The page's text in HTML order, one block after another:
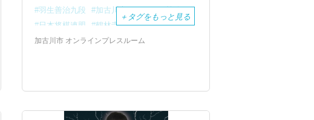
羽生善治九段
加古川市ウェルネス協会
日本将棋連盟
鶴林寺
ウェルネージかこがわ
藤本
＋ タグをもっと見る
加古川市 オンラインプレスルーム